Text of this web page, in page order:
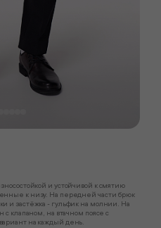
и устойчивой к смятию
к низу. На передней части брюк
и застёжка - гульфик на молнии. На
клапаном, на втачном поясе с
на каждый день.